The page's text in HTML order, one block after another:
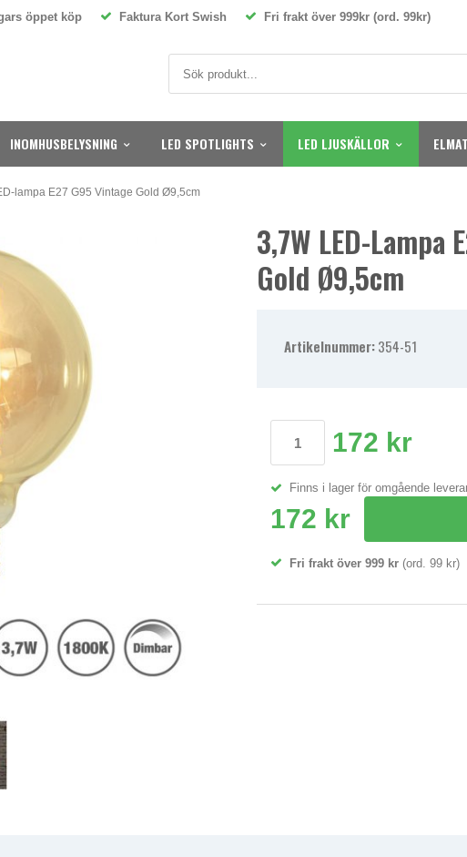
öppet köp Faktura Kort Swish Fri frakt över 999kr (ord. 99kr)
INOMHUSBELYSNING LED SPOTLIGHTS LED LJUSKÄLLOR
lampa E27 G95 Vintage Gold Ø9,5cm
3,7W LED-Lampa
Gold Ø9,5cm
Artikelnummer:354-51
172 kr
Finns i lager för omgående
172 kr
Fri frakt över 999 kr (ord. 99 kr)